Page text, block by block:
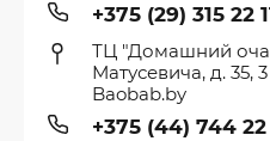
+375 (29) 315 22
ТЦ "Домашний
Матусевича, д. 35,
Baobab.by
+375 (44) 744 22